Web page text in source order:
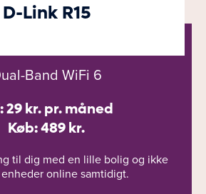
D-Link R15
Band WiFi 6
29 kr. pr. måned
Køb: 489 kr.
til dig med en lille bolig og ikke
online samtidigt.